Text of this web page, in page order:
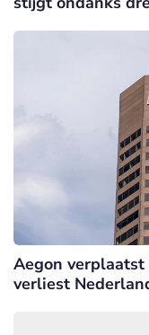
Aegon
verliest